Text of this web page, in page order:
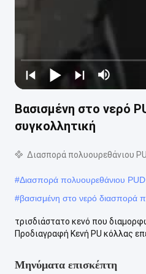
Βασισμένη στο νερό
συγκολλητική
Διασπορά πολυουρεθάνιου
#Διασπορά πολυουρεθάνιου PUD
#βασισμένη στο νερό διασπορά
τρισδιάστατο κενό που
Προδιαγραφή Κενή PU κόλλας
Μηνύματα επισκέπτη